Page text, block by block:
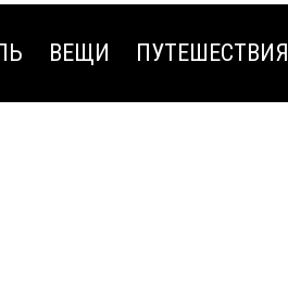
ВЕЩИ ПУТЕШЕСТВИЯ